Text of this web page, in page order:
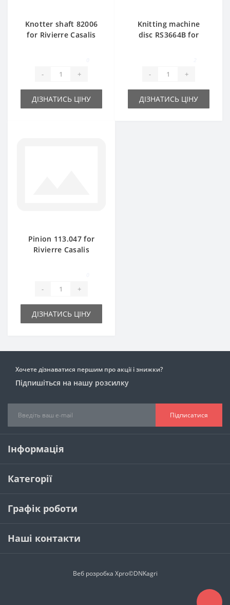
Knotter shaft 82006
for Rivierre Casalis
- +
ДІЗНАТИСЬ ЦІНУ
Knitting machine
disc RS3664B for
- +
ДІЗНАТИСЬ ЦІНУ
Pinion 113.047 for
Rivierre Casalis
- +
ДІЗНАТИСЬ ЦІНУ
Хочете дізнаватися першим про акції і знижки?
Підпишіться на нашу розсилку
Підписатися
Інформація
Категорії
Графік роботи
Наші контакти
Веб розробка Xpro©DNKagri